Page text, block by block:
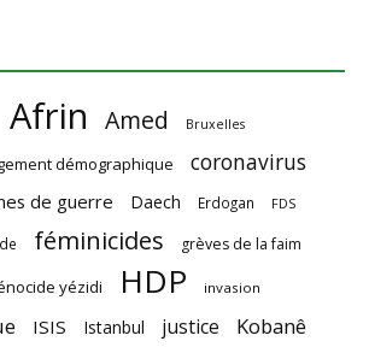
Afrin Amed Bruxelles
démographique coronavirus
de guerre Daech Erdogan FDS
féminicides grèves de la faim
yézidi HDP invasion
ISIS Istanbul justice Kobanê